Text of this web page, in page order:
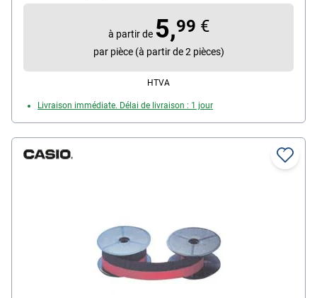
à partir de 5,99 €
par pièce (à partir de 2 pièces)
HTVA
Livraison immédiate. Délai de livraison : 1 jour